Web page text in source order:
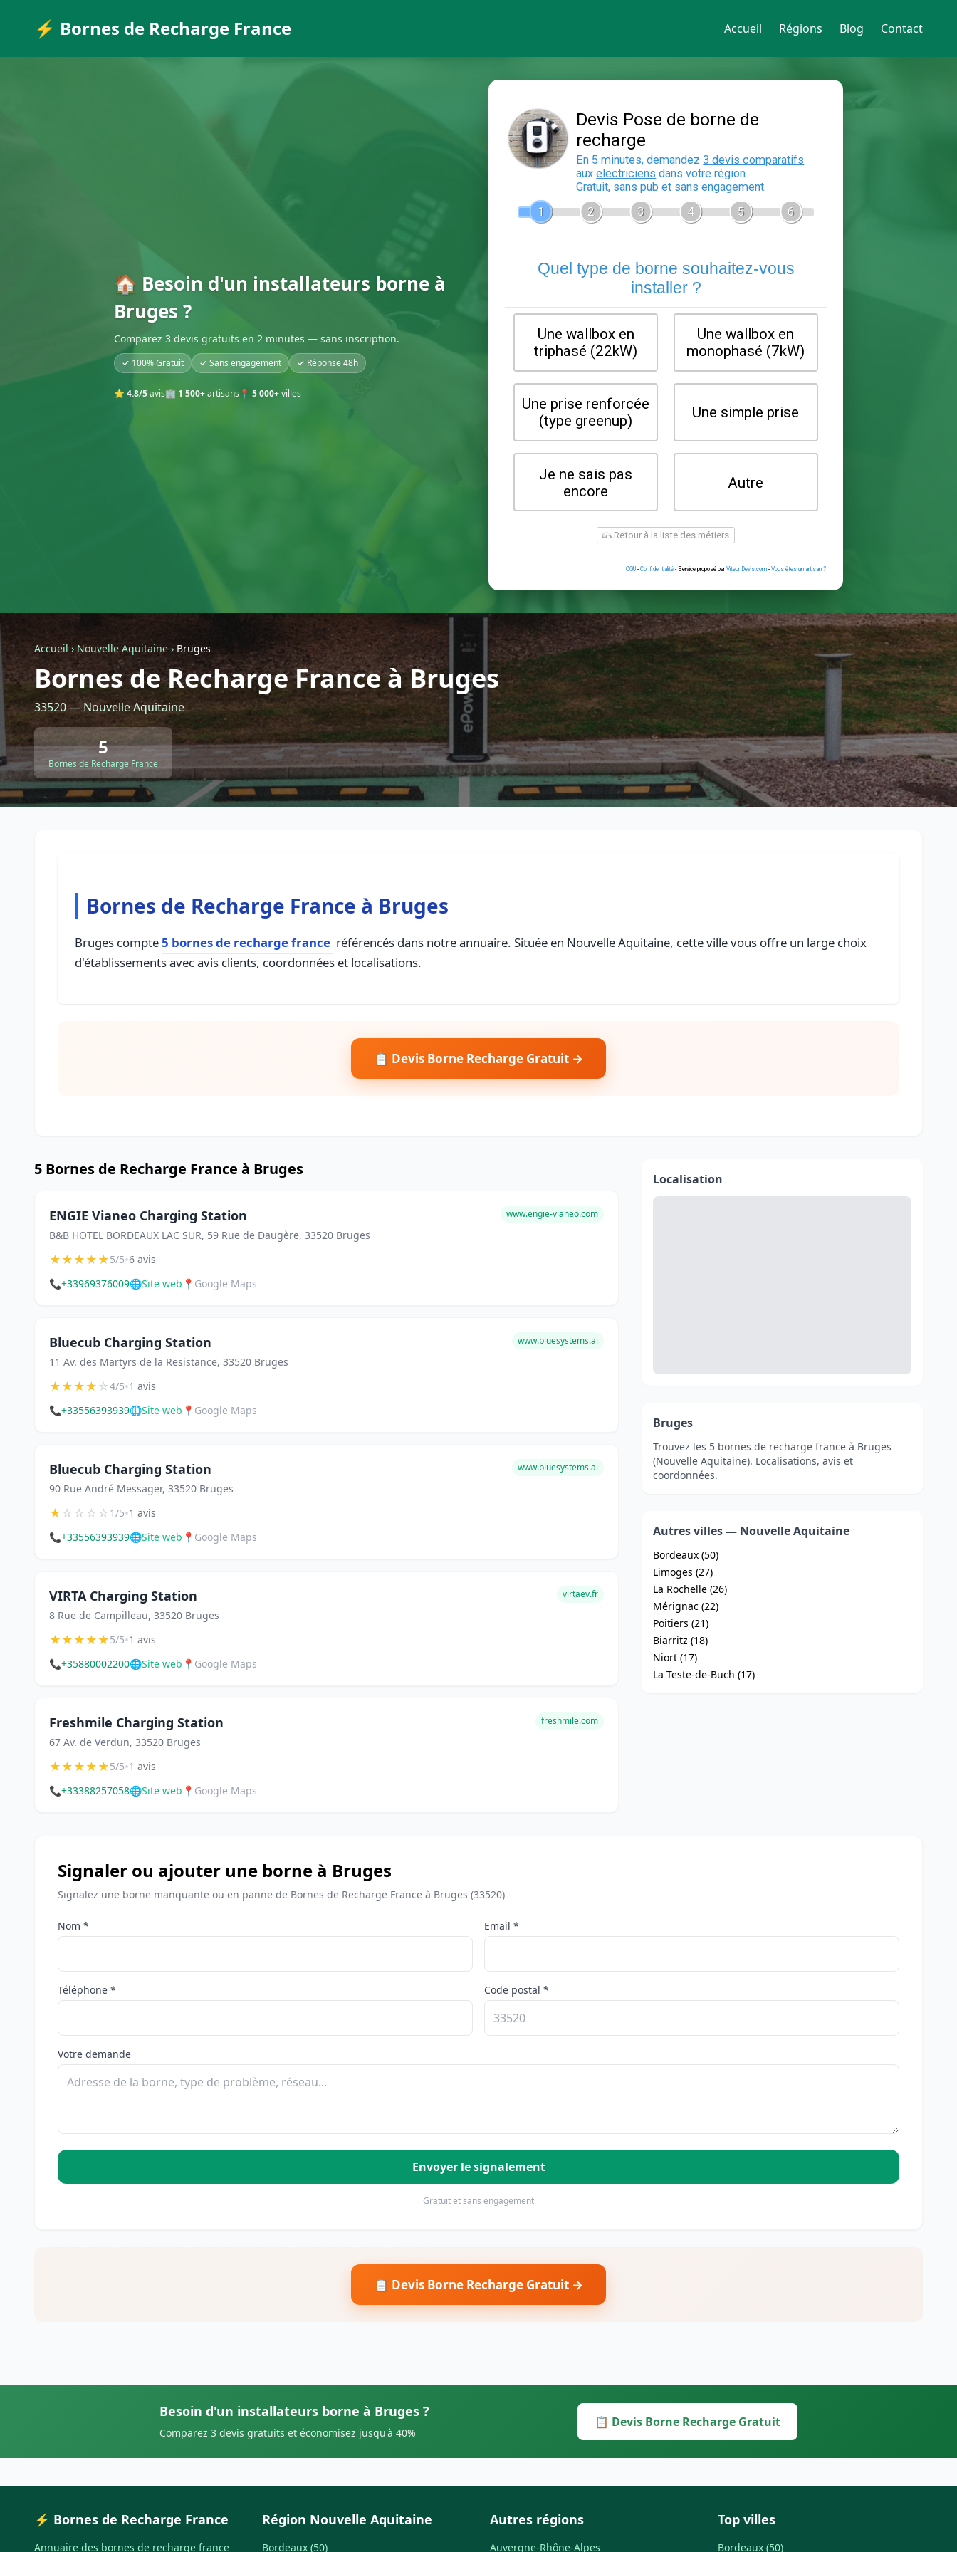
⚡ Bornes de Recharge France Accueil Régions Blog Contact
🏠 Besoin d'un installateurs borne à
Bruges ?
Comparez 3 devis gratuits en 2 minutes — sans inscription.
✓ 100% Gratuit ✓ Sans engagement ✓ Réponse 48h
⭐ 4.8/5avis🏢 1 500+artisans 📍 5 000+villes
recharge
En 5 minutes, demandez
auxelectriciensdans votre région.
Gratuit, sans pub et sans engagement.
Quel type de borne souhaitez-
installer ?
Une wallbox en
Une prise renforcée
(type greenup)
Je ne sais pas
Retour à la liste des métiers
Confidentialité - Service proposé par ViteUnDevis.com-
Accueil › Nouvelle Aquitaine › Bruges
Bornes de Recharge France à Bruges
33520 — Nouvelle Aquitaine
5
Bornes de Recharge France
Bornes de Recharge France à Bruges
Bruges compte5 bornes de recharge france référencés dans notre annuaire. Située en Nouvelle Aquitaine, cette ville vous offre un large choix
d'établissements avec avis clients, coordonnées et localisations.
📋 Devis Borne Recharge Gratuit →
5 Bornes de Recharge France à Bruges
ENGIE Vianeo Charging Station
B&B HOTEL BORDEAUX LAC SUR, 59 Rue de Daugère, 33520 Bruges
www.engie-vianeo.com
★★★★★5/5•6 avis
📞+33969376009🌐Site web 📍 Google Maps
Bluecub Charging Station
11 Av. des Martyrs de la Resistance, 33520 Bruges
www.bluesystems.ai
★★★★☆4/5•1 avis
📞+33556393939🌐Site web 📍 Google Maps
Bluecub Charging Station
90 Rue André Messager, 33520 Bruges
www.bluesystems.ai
★☆☆☆☆1/5•1 avis
📞+33556393939🌐Site web 📍 Google Maps
VIRTA Charging Station
8 Rue de Campilleau, 33520 Bruges
virtaev.fr
★★★★★5/5•1 avis
📞+35880002200🌐Site web 📍 Google Maps
Freshmile Charging Station
67 Av. de Verdun, 33520 Bruges
freshmile.com
★★★★★5/5•1 avis
📞+33388257058🌐Site web 📍 Google Maps
Localisation
Bruges
Trouvez les 5 bornes de recharge france à Bruges
(Nouvelle Aquitaine). Localisations, avis et
coordonnées.
Autres villes — Nouvelle Aquitaine
Bordeaux (50)
Limoges (27)
La Rochelle (26)
Mérignac (22)
Poitiers (21)
Biarritz (18)
Niort (17)
La Teste-de-Buch (17)
Signaler ou ajouter une borne à Bruges
Signalez une borne manquante ou en panne de Bornes de Recharge France à Bruges (33520)
Nom * Email *
Téléphone * Code postal *
Votre demande
Envoyer le signalement
Gratuit et sans engagement
📋 Devis Borne Recharge Gratuit →
Besoin d'un installateurs borne à Bruges ?
Comparez 3 devis gratuits et économisez jusqu'à 40%
📋 Devis Borne Recharge Gratuit
⚡ Bornes de Recharge France
Annuaire des bornes de recharge france
Région Nouvelle Aquitaine
Bordeaux (50)
Autres régions
Auvergne-Rhône-Alpes
Top villes
Bordeaux (50)